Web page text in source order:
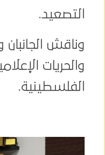
التصعيد.
وناقش
والحريات
الفلسطينية.